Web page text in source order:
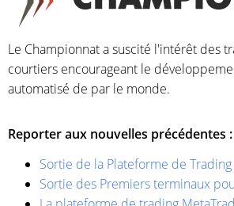
Le Championnat a suscité l'intérêt des
courtiers encourageant le
automatisé de par le monde.
Reporter aux nouvelles précédentes :
Sortie de la Plateforme de
Sortie des Premiers terminaux